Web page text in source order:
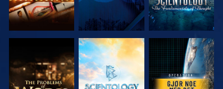
UTFORSK
SERIEN
UTFORSK
SERIEN
SE